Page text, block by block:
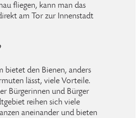
fliegen, kann man das
am Tor zur Innenstadt
bietet den Bienen, anders
lässt, viele Vorteile.
Bürgerinnen und Bürger
reihen sich viele
aneinander und bieten